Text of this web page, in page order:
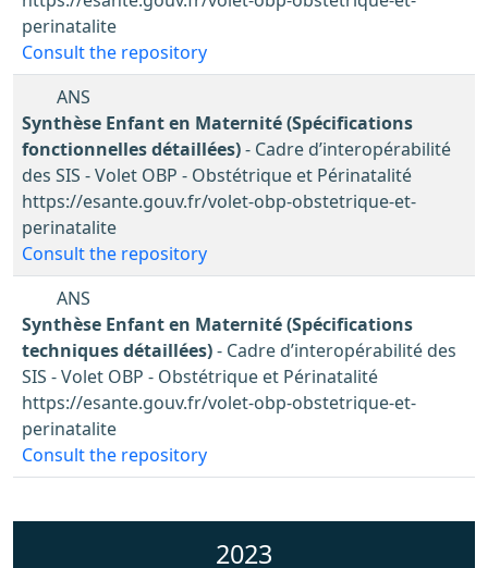
perinatalite
Consult the repository
ANS
Synthèse Enfant en Maternité (Spécifications
fonctionnelles détaillées)- Cadre d’interopérabilité
des SIS - Volet OBP - Obstétrique et Périnatalité
https://esante.gouv.fr/volet-obp-obstetrique-et-
perinatalite
Consult the repository
ANS
Synthèse Enfant en Maternité (Spécifications
techniques détaillées)- Cadre d’interopérabilité des
SIS - Volet OBP - Obstétrique et Périnatalité
https://esante.gouv.fr/volet-obp-obstetrique-et-
perinatalite
Consult the repository
2023